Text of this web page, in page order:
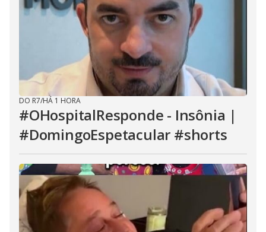
DO R7/HÁ 1 HORA
#OHospitalResponde - Insônia |
#DomingoEspetacular #shorts